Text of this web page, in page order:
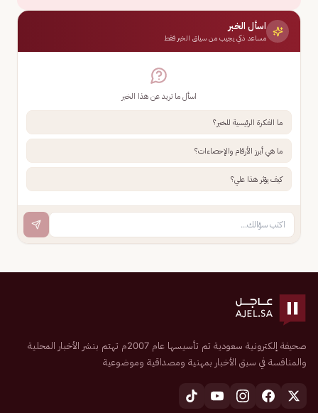
اسأل الخبر
مساعد ذكي يجيب من سياق الخبر فقط
اسأل ما تريد عن هذا الخبر
ما الفكرة الرئيسية للخبر؟
ما هي أبرز الأرقام والإحصاءات؟
كيف يؤثر هذا علي؟
صحيفة إلكترونية سعودية تم تأسيسها عام 2007م تهتم بنشر الأخبار المحلية
والمنافسة في سبق الأخبار بمهنية ومصداقية وموضوعية